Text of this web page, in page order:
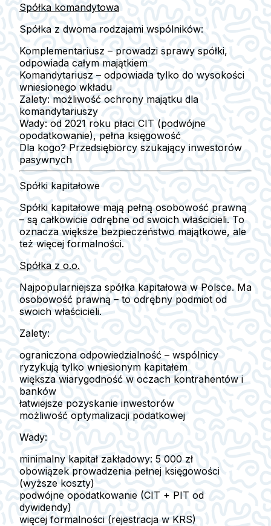
Spółka komandytowa
Spółka z dwoma rodzajami wspólników:
Komplementariusz – prowadzi sprawy spółki,
odpowiada całym majątkiem
Komandytariusz – odpowiada tylko do wysokości
wniesionego wkładu
Zalety: możliwość ochrony majątku dla
komandytariuszy
Wady: od 2021 roku płaci CIT (podwójne
opodatkowanie), pełna księgowość
Dla kogo? Przedsiębiorcy szukający inwestorów
pasywnych
Spółki kapitałowe
Spółki kapitałowe mają pełną osobowość prawną
– są całkowicie odrębne od swoich właścicieli. To
oznacza większe bezpieczeństwo majątkowe, ale
też więcej formalności.
Spółka z o.o.
Najpopularniejsza spółka kapitałowa w Polsce. Ma
osobowość prawną – to odrębny podmiot od
swoich właścicieli.
Zalety:
ograniczona odpowiedzialność – wspólnicy
ryzykują tylko wniesionym kapitałem
większa wiarygodność w oczach kontrahentów i
banków
łatwiejsze pozyskanie inwestorów
możliwość optymalizacji podatkowej
Wady:
minimalny kapitał zakładowy: 5 000 zł
obowiązek prowadzenia pełnej księgowości
(wyższe koszty)
podwójne opodatkowanie (CIT + PIT od
dywidendy)
więcej formalności (rejestracja w KRS)